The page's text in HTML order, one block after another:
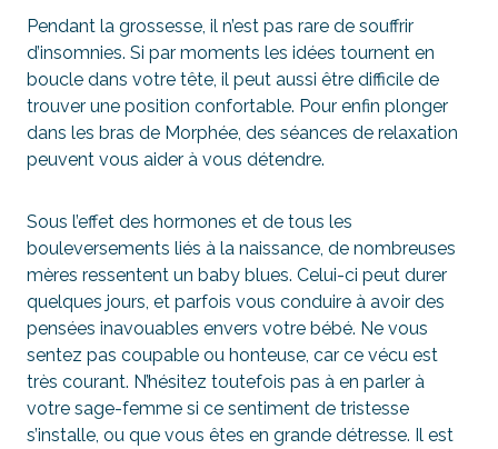
Pendant la grossesse, il n’est pas rare de souffrir
d’insomnies. Si par moments les idées tournent en
boucle dans votre tête, il peut aussi être difficile de
trouver une position confortable. Pour enfin plonger
dans les bras de Morphée, des séances de relaxation
peuvent vous aider à vous détendre.
Sous l’effet des hormones et de tous les
bouleversements liés à la naissance, de nombreuses
mères ressentent un baby blues. Celui-ci peut durer
quelques jours, et parfois vous conduire à avoir des
pensées inavouables envers votre bébé. Ne vous
sentez pas coupable ou honteuse, car ce vécu est
très courant. N’hésitez toutefois pas à en parler à
votre sage-femme si ce sentiment de tristesse
s’installe, ou que vous êtes en grande détresse. Il est